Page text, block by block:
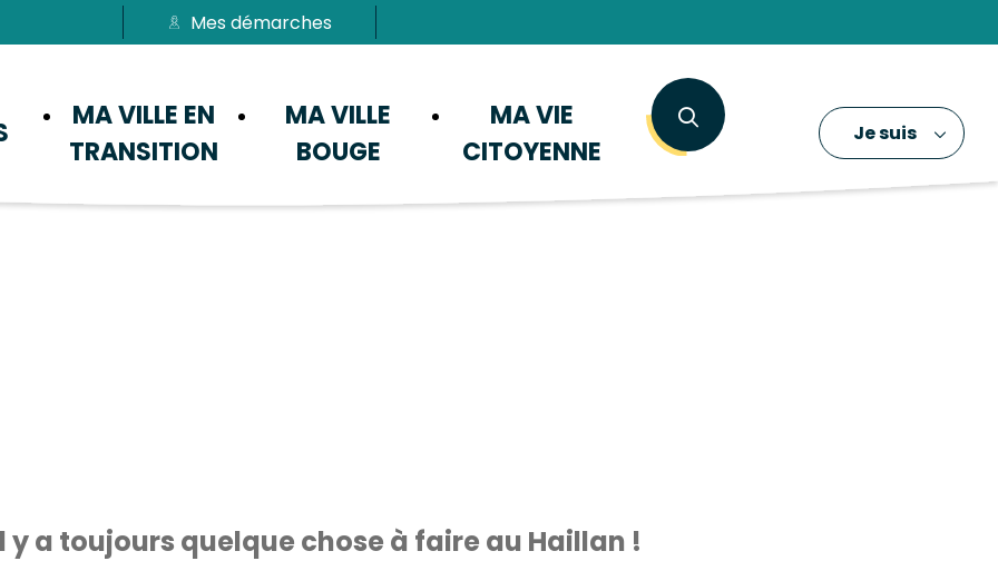
Passer au contenu
Mes démarches
MA VILLE EN
TRANSITION
MA VILLE
BOUGE
MA VIE
CITOYENNE
Je suis
a toujours quelque chose à faire au Haillan !